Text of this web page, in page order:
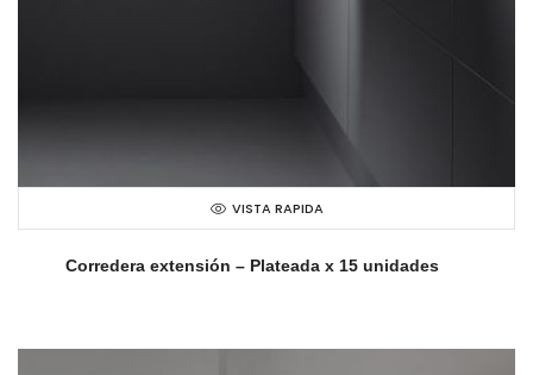
VISTA RAPIDA
Corredera extensión – Plateada x 15 unidades